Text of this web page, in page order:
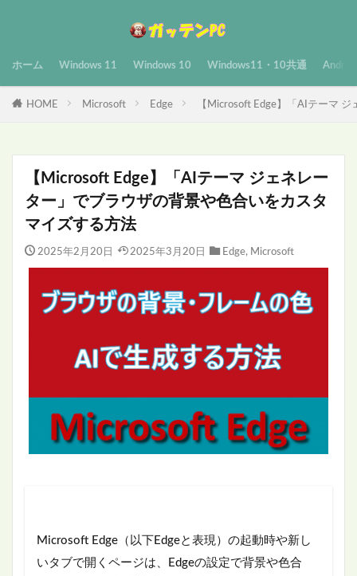
ホーム Windows 11 Windows 10 Windows11・10共通
HOME Microsoft Edge 【Microsoft Edge】「AIテーマ
【Microsoft Edge】「AIテーマ ジェネレー
ター」でブラウザの背景や色合いをカスタ
マイズする方法
2025年2月20日 2025年3月20日 Edge, Microsoft
Microsoft Edge（以下Edgeと表現）の起動時や新し
いタブで開くページは、Edgeの設定で背景や色合